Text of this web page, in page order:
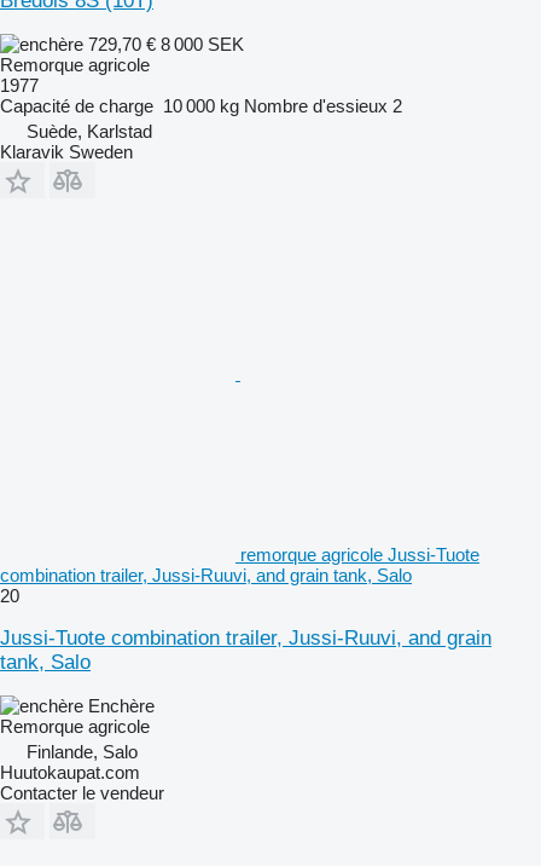
729,70 € 8 000 SEK
Remorque agricole
1977
Capacité de charge 10 000 kg Nombre d'essieux 2
Suède, Karlstad
Klaravik Sweden
remorque agricole Jussi-Tuote
combination trailer, Jussi-Ruuvi, and grain tank, Salo
20
Jussi-Tuote combination trailer, Jussi-Ruuvi, and grain
tank, Salo
Enchère
Remorque agricole
Finlande, Salo
Huutokaupat.com
Contacter le vendeur